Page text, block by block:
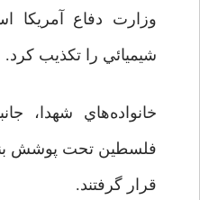
وزارت دفاع آمريکا
شيميائي را تکذيب کرد.
خانواده‌هاي شهدا،
فلسطين تحت پوشش
قرار گرفتند.